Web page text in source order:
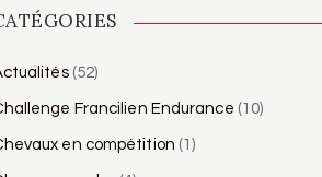
(52)
Francilien Endurance (10)
en compétition (1)